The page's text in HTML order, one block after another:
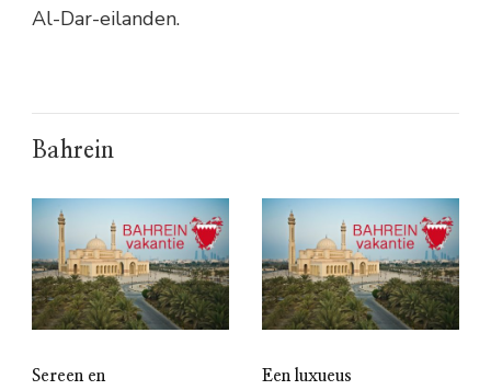
Al-Dar-eilanden.
Bahrein
Sereen en
Een luxueus